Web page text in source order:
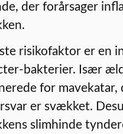
der forårsager
risikofaktor er en
bakterier. Især
for mavekatar,
er svækket.
slimhinde